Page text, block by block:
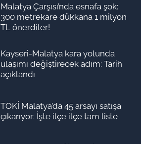
Malatya Çarşısı’nda esnafa şok:
300 metrekare dükkana 1 milyon
TL önerdiler!
Kayseri-Malatya kara yolunda
ulaşımı değiştirecek adım: Tarih
açıklandı
TOKİ Malatya’da 45 arsayı satışa
çıkarıyor: İşte ilçe ilçe tam liste